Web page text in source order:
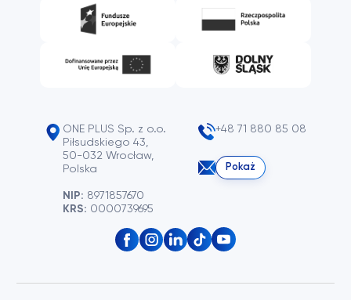
ONE PLUS Sp. z o.o.
Piłsudskiego 43,
50-032 Wrocław,
Polska
NIP: 8971857670
KRS: 0000739695
+48 71 880 85 08
Pokaż